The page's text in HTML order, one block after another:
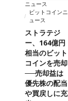
ニュース
ビットコインニ
ュース
ストラテジ
ー、164億円
相当のビット
コインを売却
──売却益は
優先株の配当
や買戻しに充